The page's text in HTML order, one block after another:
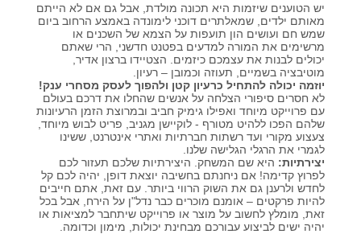
יש הטוענים שיזמות היא תכונה מולדת, אבל גם אם לא הייתם
מאותם ילדים, שמאלתרים דוכני לימונדה באמצע הרחוב ביום
שמש חם ועושים הון תועפות על הצמא של השכנים או
מרשימים את המורה למדעים בפטנט חדשני, הרי שאתם
יכולים לבנות את עצמכם כיזמים. הצטיידו ברצון אדיר,
מוטיבציה בשמיים, תעוזה וכמובן – רעיון.
יוזמה יכולה להתחיל כרעיון קטן ולהפוך לעסק מסחרי ענק!
לא חסרים סיפורי הצלחה על אנשים שהחלו את דרכם בעולם
עם פרוייקט מיוחד ואפילו גימיק חביב ובמרוצת הזמן הרעיונות
שלהם הפכו ללהיט מטורף - לוקיישן מגניב, פריט לבוש מיוחד,
צעצוע מקורי ועד רשתות חברתיות ואתרי אינטרנט, ששינו
לגמרי את הרגלי הגלישה שלנו.
יצירתיות: היא שם המשחק. היצירתיות שלכם תעזור לכם
לפרוץ קדימה! אם ניחנתם בחשיבה יוצאת דופן, יהיה לכם קל
לחדש ולרענן גם את השוק הרווי ביותר. עם זאת, אתם חייבים
להיות פרקטים – אומנם מוכרים כבר נדל"ן על הירח, אבל בכל
זאת, מומלץ לחשוב על מוצר או פרוייקט שיתחבר למציאות או
יהיה ישים לביצוע עבורכם מבחינת יכולות, מימון וכדומה.